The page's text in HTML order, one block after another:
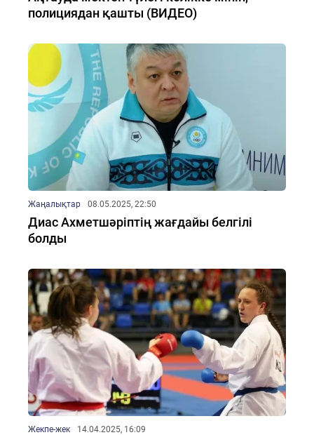
полициядан қашты (ВИДЕО)
Жаңалықтар 08.05.2025, 22:50
Диас Ахметшәріптің жағдайы белгілі
болды
Жекпе-жек 14.04.2025, 16:09